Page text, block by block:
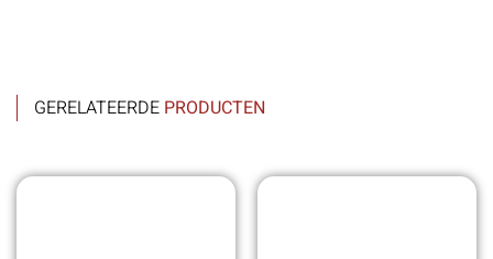
GERELATEERDE PRODUCTEN